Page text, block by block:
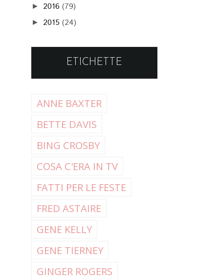
► 2016 (79)
► 2015 (24)
ETICHETTE
ANNE BAXTER
BETTE DAVIS
BING CROSBY
COSA C'ERA IN TV
FATTI PER LE FESTE
FRED ASTAIRE
GENE KELLY
GENE TIERNEY
GINGER ROGERS